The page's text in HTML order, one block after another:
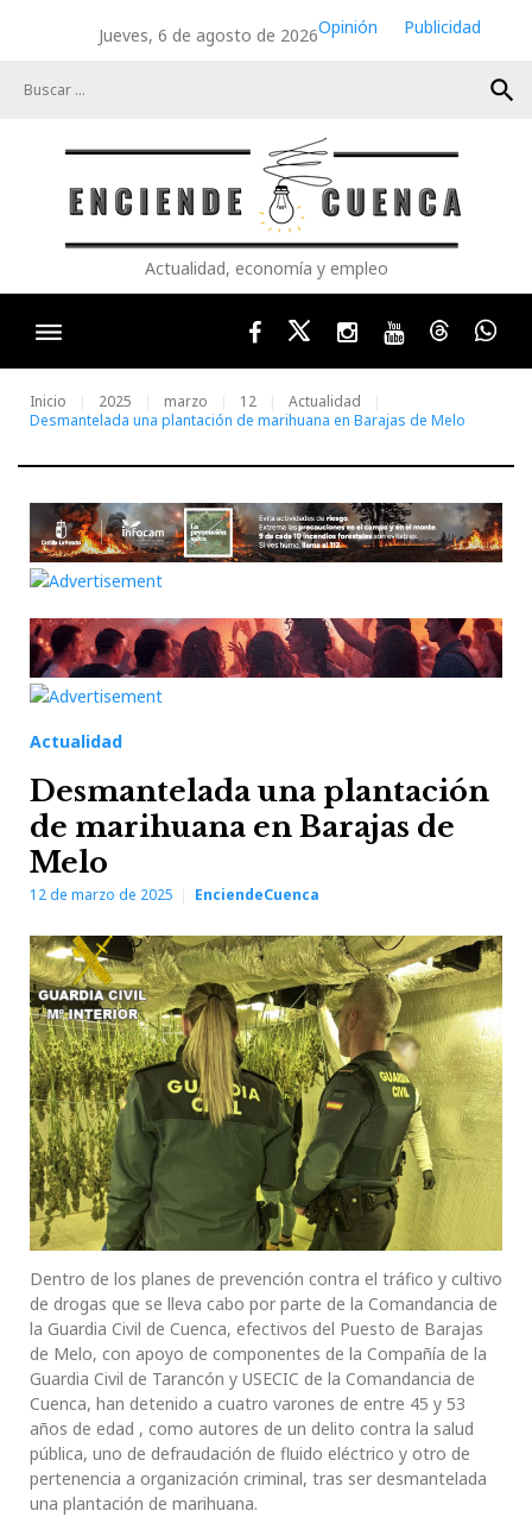
Jueves, 6 de agosto de 2026Opinión
Publicidad
search
Actualidad, economía y empleo
FacebookTwitterInstagram
YoutubeThreads
Inicio 2025 marzo 12
Actualidad
Desmantelada una plantación de marihuana en Barajas de Melo
Actualidad
Desmantelada una plantación
de marihuana en Barajas de
Melo
12 de marzo de 2025 EnciendeCuenca
Dentro de los planes de prevención contra el tráfico y cultivo
de drogas que se lleva cabo por parte de la Comandancia de
la Guardia Civil de Cuenca, efectivos del Puesto de Barajas
de Melo, con apoyo de componentes de la Compañía de la
Guardia Civil de Tarancón y USECIC de la Comandancia de
Cuenca, han detenido a cuatro varones de entre 45 y 53
años de edad , como autores de un delito contra la salud
pública, uno de defraudación de fluido eléctrico y otro de
pertenencia a organización criminal, tras ser desmantelada
una plantación de marihuana.